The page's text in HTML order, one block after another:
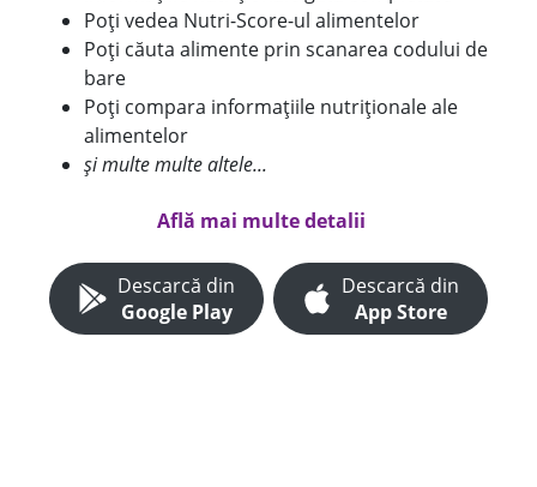
Poți vedea Nutri-Score-ul alimentelor
Poți căuta alimente prin scanarea codului de
bare
Poți compara informațiile nutriționale ale
alimentelor
și multe multe altele...
Află mai multe detalii
Descarcă din
Google Play
Descarcă din
App Store